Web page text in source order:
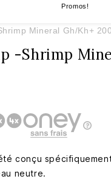
Promos!
Mineral Gh/Kh+
-Shrimp
conçu
neutre.